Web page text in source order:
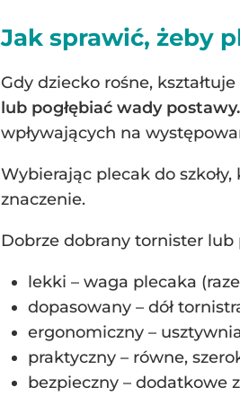
Jak sprawić, żeby
Gdy dziecko rośne,
lub pogłębiać wady postawy.
wpływających na
Wybierając plecak do
znaczenie.
Dobrze dobrany tornister
lekki – waga plecaka
dopasowany – dół
ergonomiczny –
praktyczny – równe,
bezpieczny – dodatkowe